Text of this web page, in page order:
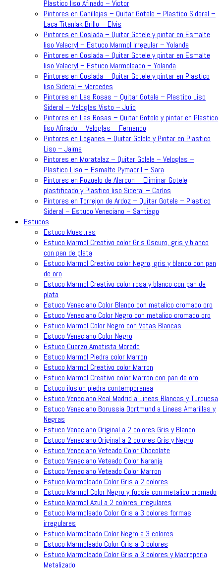
Plastico liso Afinado – Victor
Pintores en Canillejas – Quitar Gotele – Plastico Sideral –
Laca Titanlak Brillo – Elvis
Pintores en Coslada – Quitar Gotele y pintar en Esmalte
liso Valacryl – Estuco Marmol Irregular – Yolanda
Pintores en Coslada – Quitar Gotele y pintar en Esmalte
liso Valacryl – Estuco Marmoleado – Yolanda
Pintores en Coslada – Quitar Gotele y pintar en Plastico
liso Sideral – Mercedes
Pintores en Las Rosas – Quitar Gotele – Plastico Liso
Sideral – Veloglas Visto – Julio
Pintores en Las Rosas – Quitar Gotele y pintar en Plastico
liso Afinado – Veloglas – Fernando
Pintores en Leganes – Quitar Golele y Pintar en Plastico
Liso – Jaime
Pintores en Moratalaz – Quitar Golele – Veloglas –
Plastico Liso – Esmalte Pymacril – Sara
Pintores en Pozuelo de Alarcon – Eliminar Gotele
plastificado y Plastico liso Sideral – Carlos
Pintores en Torrejon de Ardoz – Quitar Gotele – Plastico
Sideral – Estuco Veneciano – Santiago
Estucos
Estuco Muestras
Estuco Marmol Creativo color Gris Oscuro, gris y blanco
con pan de plata
Estuco Marmol Creativo color Negro, gris y blanco con pan
de oro
Estuco Marmol Creativo color rosa y blanco con pan de
plata
Estuco Veneciano Color Blanco con metalico cromado oro
Estuco Veneciano Color Negro con metalico cromado oro
Estuco Marmol Color Negro con Vetas Blancas
Estuco Veneciano Color Negro
Estuco Cuarzo Amatista Morado
Estuco Marmol Piedra color Marron
Estuco Marmol Creativo color Marron
Estuco Marmol Creativo color Marron con pan de oro
Estuco ilusion piedra contemporanea
Estuco Veneciano Real Madrid a Lineas Blancas y Turquesa
Estuco Veneciano Borussia Dortmund a Lineas Amarillas y
Negras
Estuco Veneciano Original a 2 colores Gris y Blanco
Estuco Veneciano Original a 2 colores Gris y Negro
Estuco Veneciano Veteado Color Chocolate
Estuco Veneciano Veteado Color Naranja
Estuco Veneciano Veteado Color Marron
Estuco Marmoleado Color Gris a 2 colores
Estuco Marmol Color Negro y fucsia con metalico cromado
Estuco Marmol Azul a 2 colores Irregulares
Estuco Marmoleado Color Gris a 3 colores formas
irregulares
Estuco Marmoleado Color Negro a 3 colores
Estuco Marmoleado Color Gris a 3 colores
Estuco Marmoleado Color Gris a 3 colores y Madreperla
Metalizado